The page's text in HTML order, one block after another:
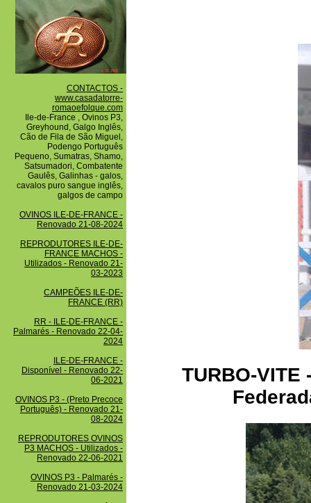
CONTACTOS -
www.casadatorre-
romaoefolque.com
Ile-de-France , Ovinos P3,
Greyhound, Galgo Inglês,
Cão de Fila de São Miguel,
Podengo Português
Pequeno, Sumatras, Shamo,
Satsumadori, Combatente
Gaulês, Galinhas - galos,
cavalos puro sangue inglês,
galgos de campo
OVINOS ILE-DE-FRANCE -
Renovado 21-08-2024
REPRODUTORES ILE-DE-
FRANCE MACHOS -
Utilizados - Renovado 21-
03-2023
CAMPEÕES ILE-DE-
FRANCE (RR)
RR - ILE-DE-FRANCE -
Palmarés - Renovado 22-04-
2024
ILE-DE-FRANCE -
Disponível - Renovado 22-
06-2021
OVINOS P3 - (Preto Precoce
Português) - Renovado 21-
08-2024
REPRODUTORES OVINOS
P3 MACHOS - Utilizados -
Renovado 22-06-2021
OVINOS P3 - Palmarés -
Renovado 21-03-2024
TURBO-VITE